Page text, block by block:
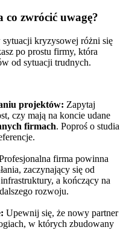
zwrócić uwagę?
sytuacji kryzysowej różni się
po prostu firmy, która
od sytuacji trudnych.
projektów: Zapytaj
czy mają na koncie udane
firmach. Poproś o studia
firma powinna
zaczynający się od
a kończący na
rozwoju.
Upewnij się, że nowy partner
w których zbudowany